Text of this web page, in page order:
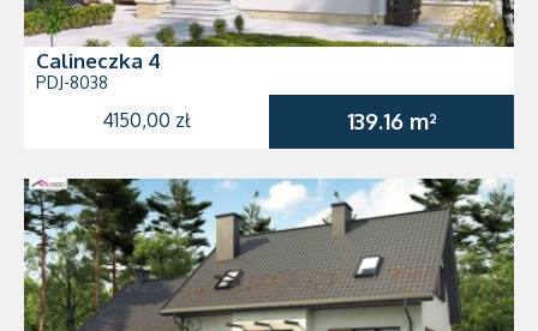
Calineczka 4
PDJ-8038
4150,00 zł 139.16 m²